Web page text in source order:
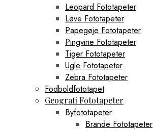
Leopard Fototapeter
Løve Fototapeter
Papegøje Fototapeter
Pingvine Fototapeter
Tiger Fototapeter
Ugle Fototapeter
Zebra Fototapeter
Fodboldfototapet
Geografi Fototapeter
Byfototapeter
Brande Fototapeter